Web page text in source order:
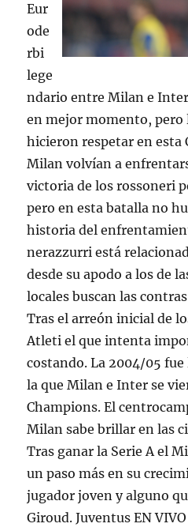
Eur
ode
rbi
lege
ndario entre Milan e
en mejor momento, pero
hicieron respetar en esta
Milan volvían a
victoria de los rossoneri
pero en esta batalla no
historia del
nerazzurri está
desde su apodo a los de
locales buscan las
Tras el arreón inicial de
Atleti el que intenta
costando. La 2004/05
la que Milan e Inter se
Champions. El
Milan sabe brillar en las
Tras ganar la Serie A el
un paso más en su
jugador joven y alguno
Giroud. Juventus EN